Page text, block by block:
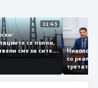
11:43
се полни,
сме за сите
не размислување
со